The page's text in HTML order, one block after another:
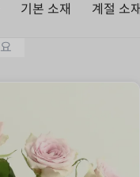
기본 소재 계절 소